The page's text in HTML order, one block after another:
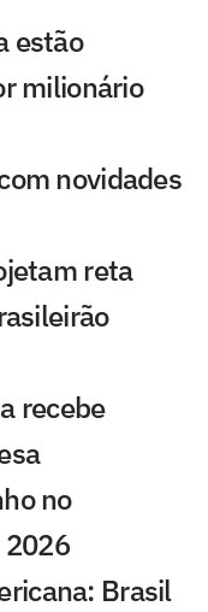
estão
milionário
novidades
reta
recebe
no
Brasil